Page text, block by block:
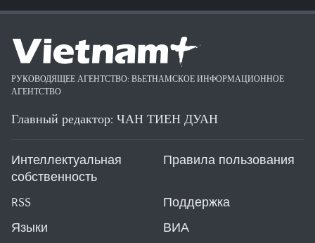
РУКОВОДЯЩЕЕ АГЕНТСТВО: ВЬЕТНАМСКОЕ ИНФОРМАЦИОННОЕ
АГЕНТСТВО
Главный редактор: ЧАН ТИЕН ДУАН
Интеллектуальная
собственность
Правила пользования
RSS
Поддержка
Языки
ВИА